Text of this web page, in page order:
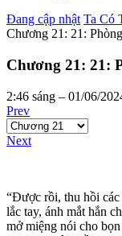
Đang cập nhật Ta Có
Chương 21: 21:
Chương 21: 21:
2:46 sáng – 01/06/
Prev
Next
“Được rồi, thu hồi các
lắc tay, ánh mắt hắn
mở miệng nói cho